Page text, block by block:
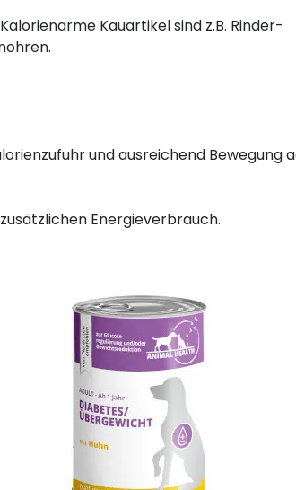
Kauartikel sind z.B. Rinder-
und ausreichend Bewegung
Energieverbrauch.